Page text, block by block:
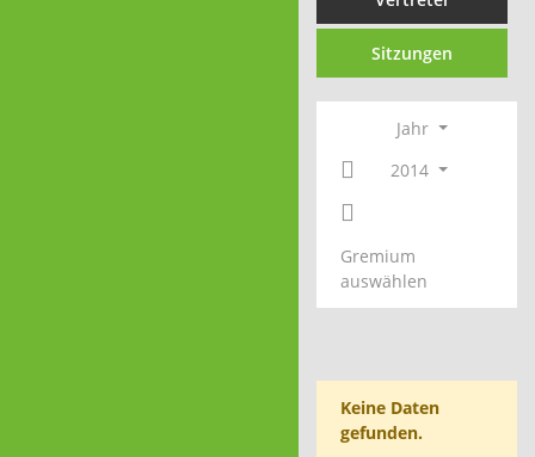
Sitzungen
Jahr
2014
Gremium
auswählen
Keine Daten
gefunden.